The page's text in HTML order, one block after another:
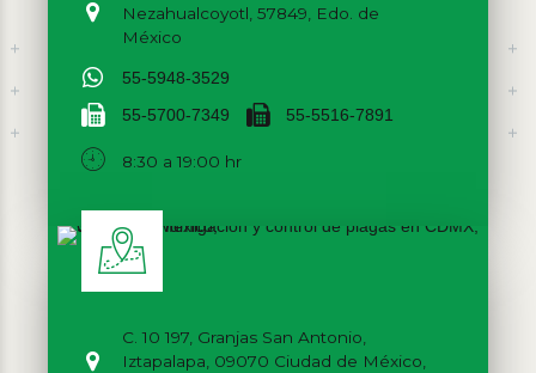
Nezahualcoyotl, 57849, Edo. de
México
55-5948-3529
55-5700-7349 55-5516-7891
8:30 a 19:00 hr
C. 10 197, Granjas San Antonio,
Iztapalapa, 09070 Ciudad de México,